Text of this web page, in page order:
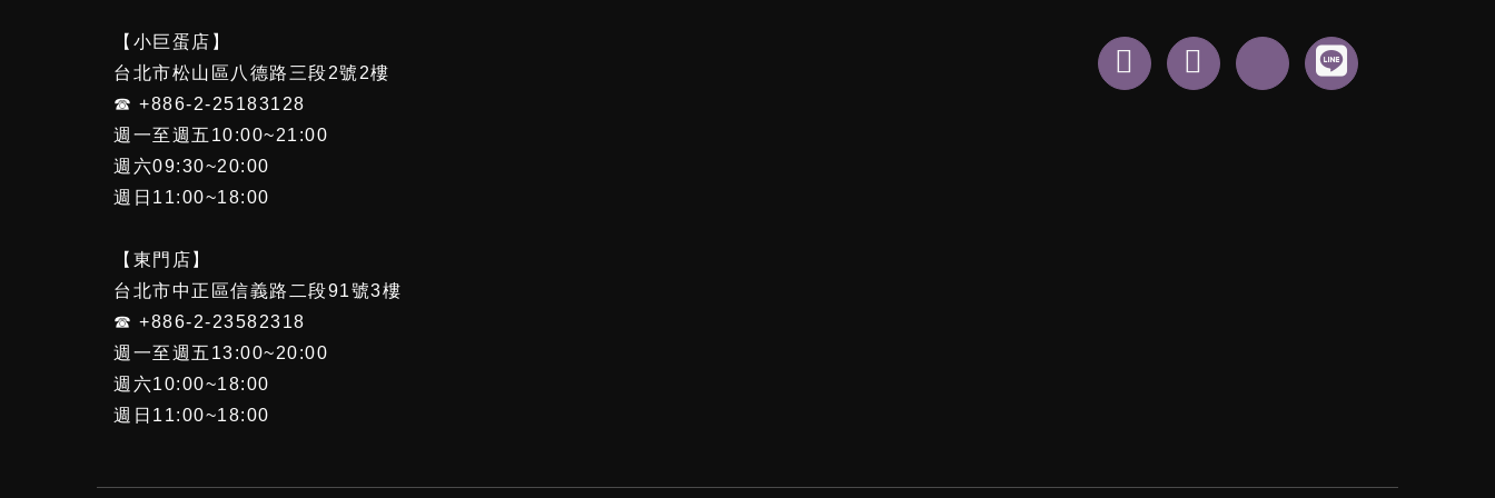
【小巨蛋店】
台北市松山區八德路三段2號2樓
☎ +886-2-25183128
週一至週五10:00~21:00
週六09:30~20:00
週日11:00~18:00
【東門店】
台北市中正區信義路二段91號3樓
☎ +886-2-23582318
週一至週五13:00~20:00
週六10:00~18:00
週日11:00~18:00